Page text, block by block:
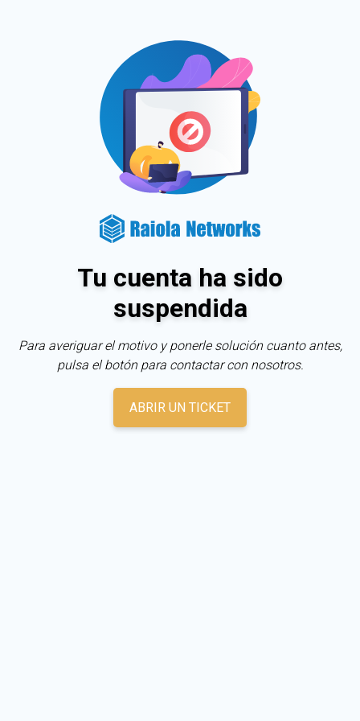
Tu cuenta ha sido
suspendida
Para averiguar el motivo y ponerle solución cuanto antes,
pulsa el botón para contactar con nosotros.
ABRIR UN TICKET